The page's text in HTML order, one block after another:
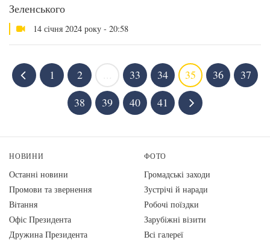
Зеленського
14 січня 2024 року - 20:58
1 2 33 34 35 36
37
38
39 40 41
НОВИНИ
Останні новини
Промови та звернення
Вiтання
Офіс Президента
Дружина Президента
ФОТО
Громадські заходи
Зустрічі й наради
Робочі поїздки
Зарубіжні візити
Всі галереї